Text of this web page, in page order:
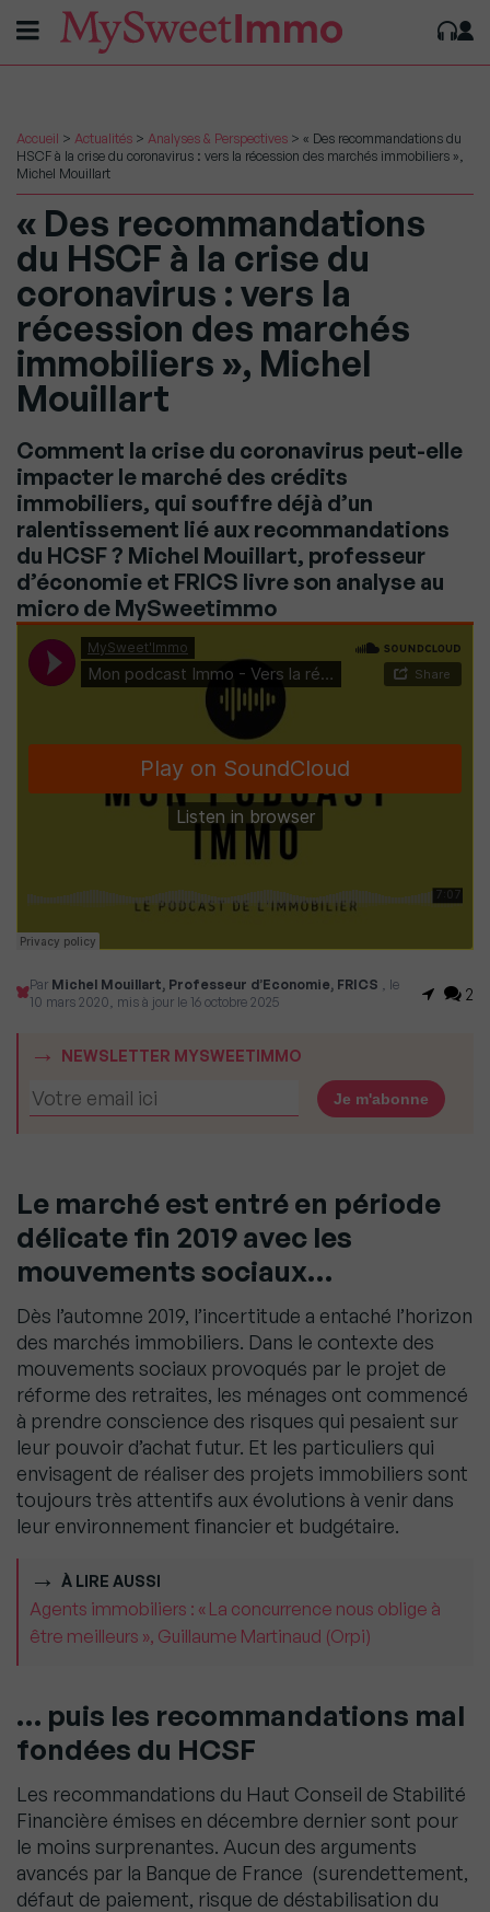
Accueil > Actualités > Analyses & Perspectives > « Des recommandations du
HSCF à la crise du coronavirus : vers la récession des marchés immobiliers »,
Michel Mouillart
« Des recommandations
du HSCF à la crise du
coronavirus : vers la
récession des marchés
immobiliers », Michel
Mouillart
Comment la crise du coronavirus peut-elle
impacter le marché des crédits
immobiliers, qui souffre déjà d’un
ralentissement lié aux recommandations
du HCSF ? Michel Mouillart, professeur
d’économie et FRICS livre son analyse au
micro de MySweetimmo
Par Michel Mouillart, Professeur d’Economie, FRICS , le
10 mars 2020, mis à jour le 16 octobre 2025
2
NEWSLETTER MYSWEETIMMO
Le marché est entré en période
délicate fin 2019 avec les
mouvements sociaux…
Dès l’automne 2019, l’incertitude a entaché l’horizon
des marchés immobiliers. Dans le contexte des
mouvements sociaux provoqués par le projet de
réforme des retraites, les ménages ont commencé
à prendre conscience des risques qui pesaient sur
leur pouvoir d’achat futur. Et les particuliers qui
envisagent de réaliser des projets immobiliers sont
toujours très attentifs aux évolutions à venir dans
leur environnement financier et budgétaire.
À LIRE AUSSI
Agents immobiliers : « La concurrence nous oblige à
être meilleurs », Guillaume Martinaud (Orpi)
… puis les recommandations mal
fondées du HCSF
Les recommandations du Haut Conseil de Stabilité
Financière émises en décembre dernier sont pour
le moins surprenantes. Aucun des arguments
avancés par la Banque de France (surendettement,
défaut de paiement, risque de déstabilisation du